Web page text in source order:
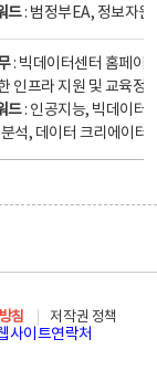
드: 범정부EA, 정보자
: 빅데이터센터 홈페이
인프라 지원 및 교육정
드: 인공지능, 빅데이터,
석, 데이터 크리에이터
침
저작권 정책
사이트연락처